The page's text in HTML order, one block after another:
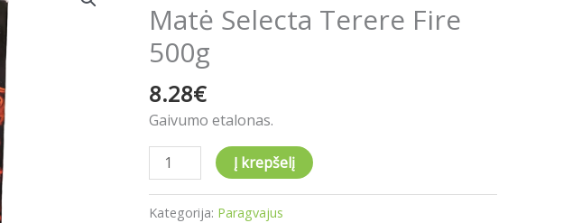
Matė Selecta Terere Fire
500g
8.28€
Gaivumo etalonas.
Matė
Selecta
Terere
Fire
500g
Į krepšelį
Kategorija: Paragvajus